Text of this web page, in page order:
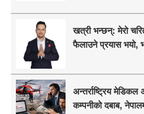
खत्री भन्छन्: मेरो
फैलाउने प्रयास भयो,
अन्तर्राष्ट्रिय
कम्पनीको दबाब,